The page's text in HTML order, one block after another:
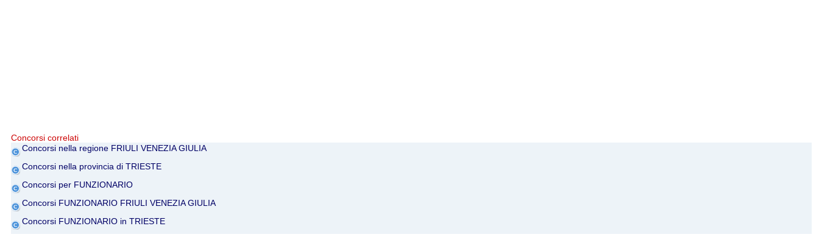
Concorsi correlati
Concorsi nella regione FRIULI VENEZIA GIULIA
Concorsi nella provincia di TRIESTE
Concorsi per FUNZIONARIO
Concorsi FUNZIONARIO FRIULI VENEZIA GIULIA
Concorsi FUNZIONARIO in TRIESTE